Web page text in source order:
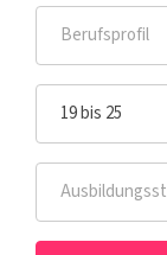
Berufsprofil
19 bis 25